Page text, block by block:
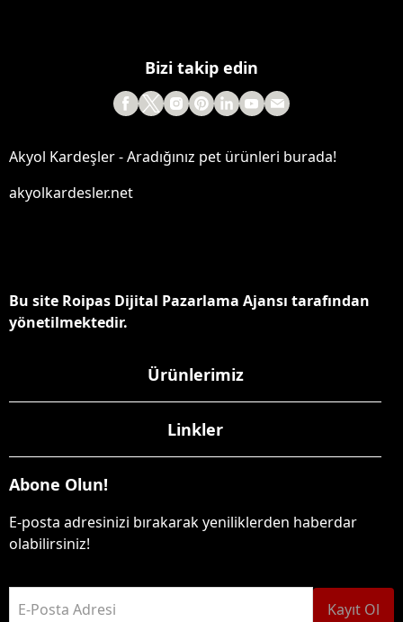
Bizi takip edin
Akyol Kardeşler - Aradığınız pet ürünleri burada!
akyolkardesler.net
Bu site Roipas Dijital Pazarlama Ajansı tarafından
yönetilmektedir.
Ürünlerimiz
Linkler
Abone Olun!
E-posta adresinizi bırakarak yeniliklerden haberdar
olabilirsiniz!
E-Posta Adresi Kayıt Ol